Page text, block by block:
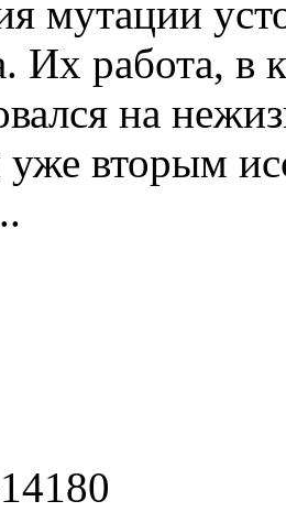
мутации
Их работа, в
на
уже вторым
14180